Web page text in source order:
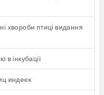
хвороби птиці видання
в інкубації
индеек